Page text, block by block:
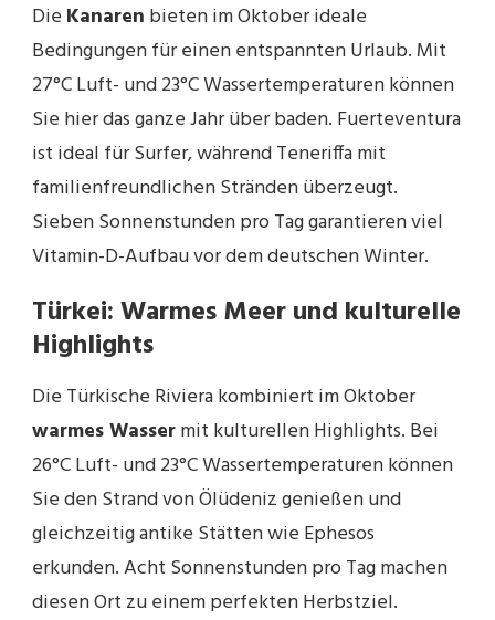
Die Kanaren bieten im Oktober ideale
Bedingungen für einen entspannten Urlaub. Mit
27°C Luft- und 23°C Wassertemperaturen können
Sie hier das ganze Jahr über baden. Fuerteventura
ist ideal für Surfer, während Teneriffa mit
familienfreundlichen Stränden überzeugt.
Sieben Sonnenstunden pro Tag garantieren viel
Vitamin-D-Aufbau vor dem deutschen Winter.
Türkei: Warmes Meer und kulturelle
Highlights
Die Türkische Riviera kombiniert im Oktober
warmes Wassermit kulturellen Highlights. Bei
26°C Luft- und 23°C Wassertemperaturen können
Sie den Strand von Ölüdeniz genießen und
gleichzeitig antike Stätten wie Ephesos
erkunden. Acht Sonnenstunden pro Tag machen
diesen Ort zu einem perfekten Herbstziel.